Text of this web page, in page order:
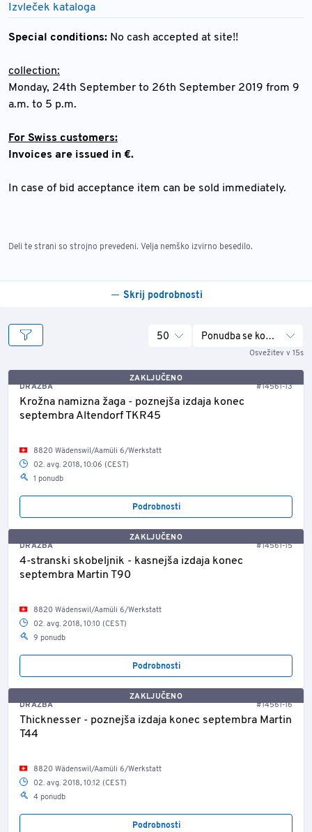
Izvleček kataloga
Special conditions: No cash accepted at site!!
collection:
Monday, 24th September to 26th September 2019 from 9
a.m. to 5 p.m.
For Swiss customers:
Invoices are issued in €.
In case of bid acceptance item can be sold immediately.
Deli te strani so strojno prevedeni. Velja nemško izvirno besedilo.
Skrij podrobnosti
Osvežitev v 15s
50 Ponudba se konča
ZAKLJUČENO
DRAŽBA
#14561-13
Krožna namizna žaga - poznejša izdaja konec
septembra Altendorf TKR45
8820 Wädenswil/Aamüli 6/Werkstatt
02. avg. 2018, 10:06 (CEST)
1 ponudb
Podrobnosti
ZAKLJUČENO
DRAŽBA
#14561-15
4-stranski skobeljnik - kasnejša izdaja konec
septembra Martin T90
8820 Wädenswil/Aamüli 6/Werkstatt
02. avg. 2018, 10:10 (CEST)
9 ponudb
Podrobnosti
ZAKLJUČENO
DRAŽBA
#14561-16
Thicknesser - poznejša izdaja konec septembra Martin
T44
8820 Wädenswil/Aamüli 6/Werkstatt
02. avg. 2018, 10:12 (CEST)
4 ponudb
Podrobnosti